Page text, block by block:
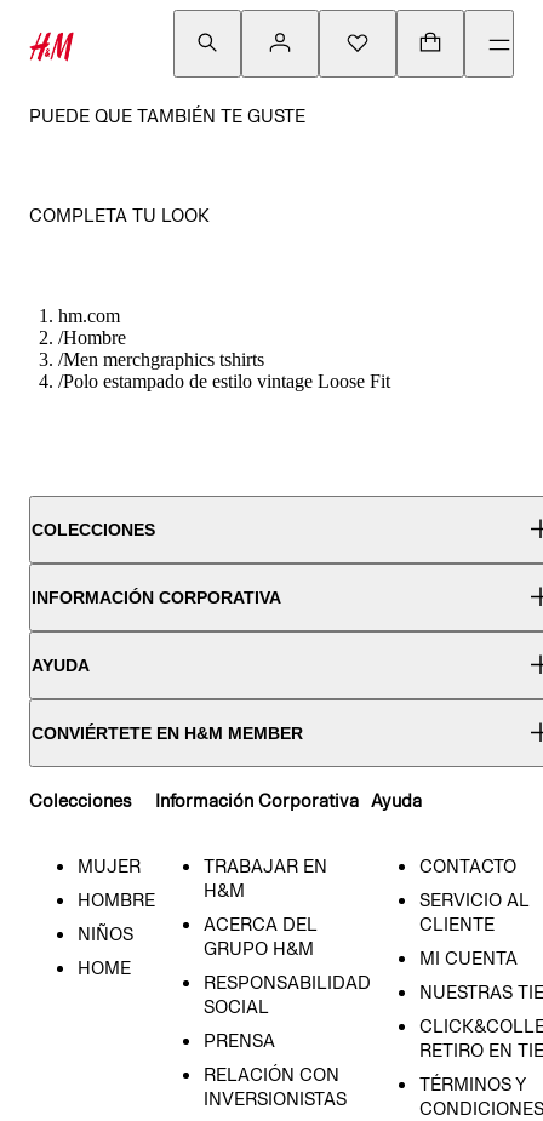
PUEDE QUE TAMBIÉN TE GUSTE
COMPLETA TU LOOK
hm.com
/Hombre
/Men merchgraphics tshirts
/Polo estampado de estilo vintage Loose Fit
COLECCIONES
INFORMACIÓN CORPORATIVA
AYUDA
CONVIÉRTETE EN H&M MEMBER
Colecciones
MUJER
HOMBRE
NIÑOS
HOME
Información Corporativa
TRABAJAR EN
H&M
ACERCA DEL
GRUPO H&M
RESPONSABILIDAD
SOCIAL
PRENSA
RELACIÓN CON
INVERSIONISTAS
Ayuda
CONTACTO
SERVICIO AL
CLIENTE
MI CUENTA
NUESTRAS
RETIRO EN
TÉRMINOS Y
CONDICIONES